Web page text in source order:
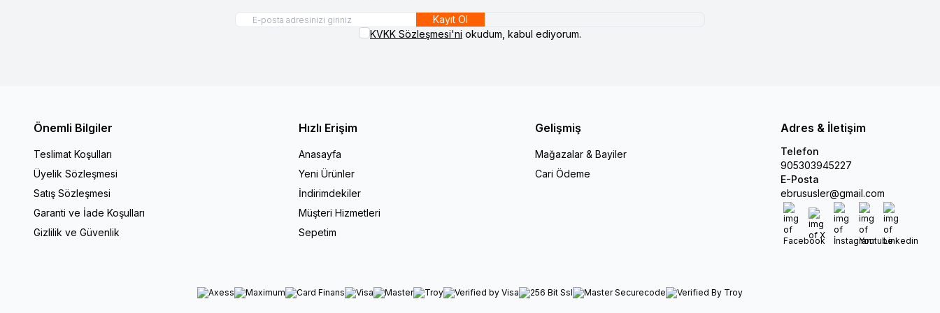
Kayıt Ol
KVKK Sözleşmesi'ni okudum, kabul ediyorum.
Önemli Bilgiler
Teslimat Koşulları
Üyelik Sözleşmesi
Satış Sözleşmesi
Garanti ve İade Koşulları
Gizlilik ve Güvenlik
Hızlı Erişim
Anasayfa
Yeni Ürünler
İndirimdekiler
Müşteri Hizmetleri
Sepetim
Gelişmiş
Mağazalar & Bayiler
Cari Ödeme
Adres & İletişim
Telefon
905303945227
E-Posta
ebrususler@gmail.com
Facebook
X İnstagram
Youtube